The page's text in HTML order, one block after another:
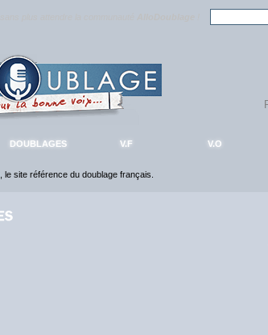
DOUBLAGES V.F V.O
, le site référence du doublage français.